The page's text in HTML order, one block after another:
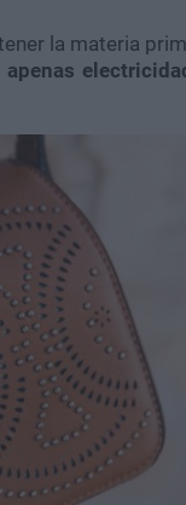
la materia